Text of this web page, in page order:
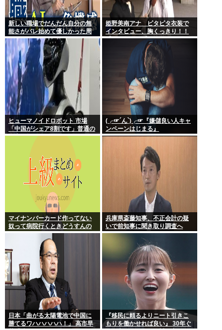
新しい職場でだんだん自分の無
能さがバレ始めて優しかった周
りの人たちが徐々に冷たくなっ
ていく時ってゾクゾクするよな
姫野美南アナ ピタピタ衣装で
インタビュー、胸くっきり！！
【GIF動画あり】
ヒューマノイドロボット 市場
「中国がシェア8割です」普通の
日本人怒りのフェイクニュース
(╭☞´ん`)╭☞『嫌儲良い人キャ
ンペーンはじまる』
マイナンバーカード作ってない
奴って病院行くときどうすんの
兵庫県斎藤知事、不正会計の疑
いで前知事に聞き取り調査へ
日本「曲がる太陽電池で中国に
勝てるワハハハハハ！」 高市早
『移民に頼るよりニート引きこ
もりを働かせれば良い』 30年ぐ